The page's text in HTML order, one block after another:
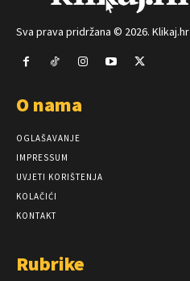
Sva prava pridržana © 2026. Klikaj.hr
O nama
OGLAŠAVANJE
IMPRESSUM
UVJETI KORIŠTENJA
KOLAČIĆI
KONTAKT
Rubrike